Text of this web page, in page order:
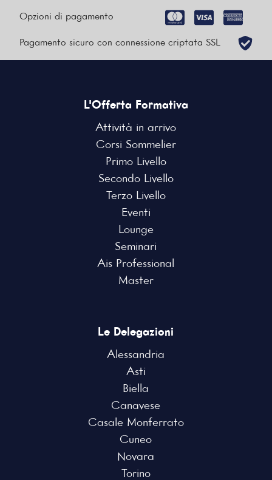
Opzioni di pagamento
Pagamento sicuro con connessione criptata SSL
L'Offerta Formativa
Attività in arrivo
Corsi Sommelier
Primo Livello
Secondo Livello
Terzo Livello
Eventi
Lounge
Seminari
Ais Professional
Master
Le Delegazioni
Alessandria
Asti
Biella
Canavese
Casale Monferrato
Cuneo
Novara
Torino